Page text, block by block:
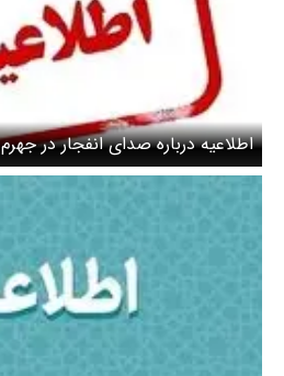
اطلاعیه درباره صدای انفجار در جهرم